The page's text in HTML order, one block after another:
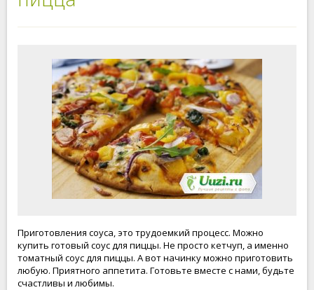
Приготовления соуса, это трудоемкий процесс. Можно
купить готовый соус для пиццы. Не просто кетчуп, а именно
томатный соус для пиццы. А вот начинку можно приготовить
любую. Приятного аппетита. Готовьте вместе с нами, будьте
счастливы и любимы.